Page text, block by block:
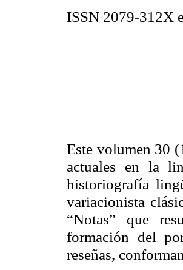
ISSN 2079-312X
Este volumen 30
actuales en la
historiografía
variacionista
“Notas” que
formación del
reseñas,